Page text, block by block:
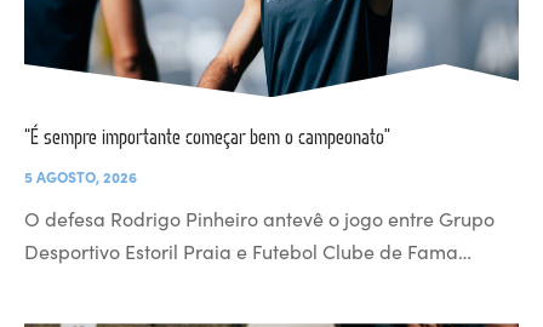
“É sempre importante começar bem o campeonato”
5 AGOSTO, 2026
O defesa Rodrigo Pinheiro antevê o jogo entre Grupo
Desportivo Estoril Praia e Futebol Clube de Fama…